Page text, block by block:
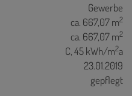
Gewerbe
ca. 667,07 m2
ca. 667,07 m2
C, 45 kWh/m2a
23.01.2019
gepflegt